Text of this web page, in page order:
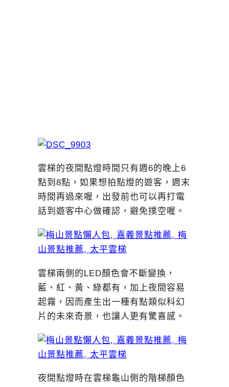
雲梯的夜間點燈時間只有週6的晚上6
點到8點，如果想拍點燈的遊客，週末
時間再過來喔，出發前也可以再打電
話到遊客中心做確認，避免撲空喔。
雲梯兩側的LED顏色會不斷變換，
藍、紅、黃、綠都有，加上夜間容易
起霧，因而產生出一種有點類似科幻
片的未來奇景，也讓人更有驚喜感。
夜間點燈時在雲梯龜山側的階梯顏色